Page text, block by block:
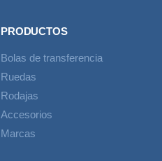
PRODUCTOS
Bolas de transferencia
Ruedas
Rodajas
Accesorios
Marcas